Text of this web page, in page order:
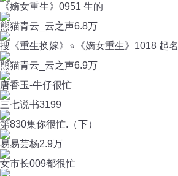
《嫡女重生》0951 生的
熊猫青云_云之声6.8万
搜《重生换嫁》⭐《嫡女重生》1018 起名
熊猫青云_云之声6.9万
唐香玉-牛仔很忙
三七说书3199
第830集你很忙.（下）
易易芸杨2.9万
女市长009都很忙